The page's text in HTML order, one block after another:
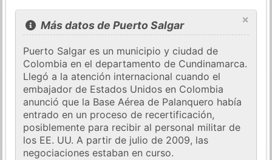
×
Más datos de Puerto Salgar
Puerto Salgar es un municipio y ciudad de
Colombia en el departamento de Cundinamarca.
Llegó a la atención internacional cuando el
embajador de Estados Unidos en Colombia
anunció que la Base Aérea de Palanquero había
entrado en un proceso de recertificación,
posiblemente para recibir al personal militar de
los EE. UU. A partir de julio de 2009, las
negociaciones estaban en curso.